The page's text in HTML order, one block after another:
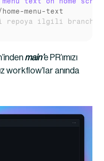
ilgili branch
main’e PR’ımızı
workflow’lar anında